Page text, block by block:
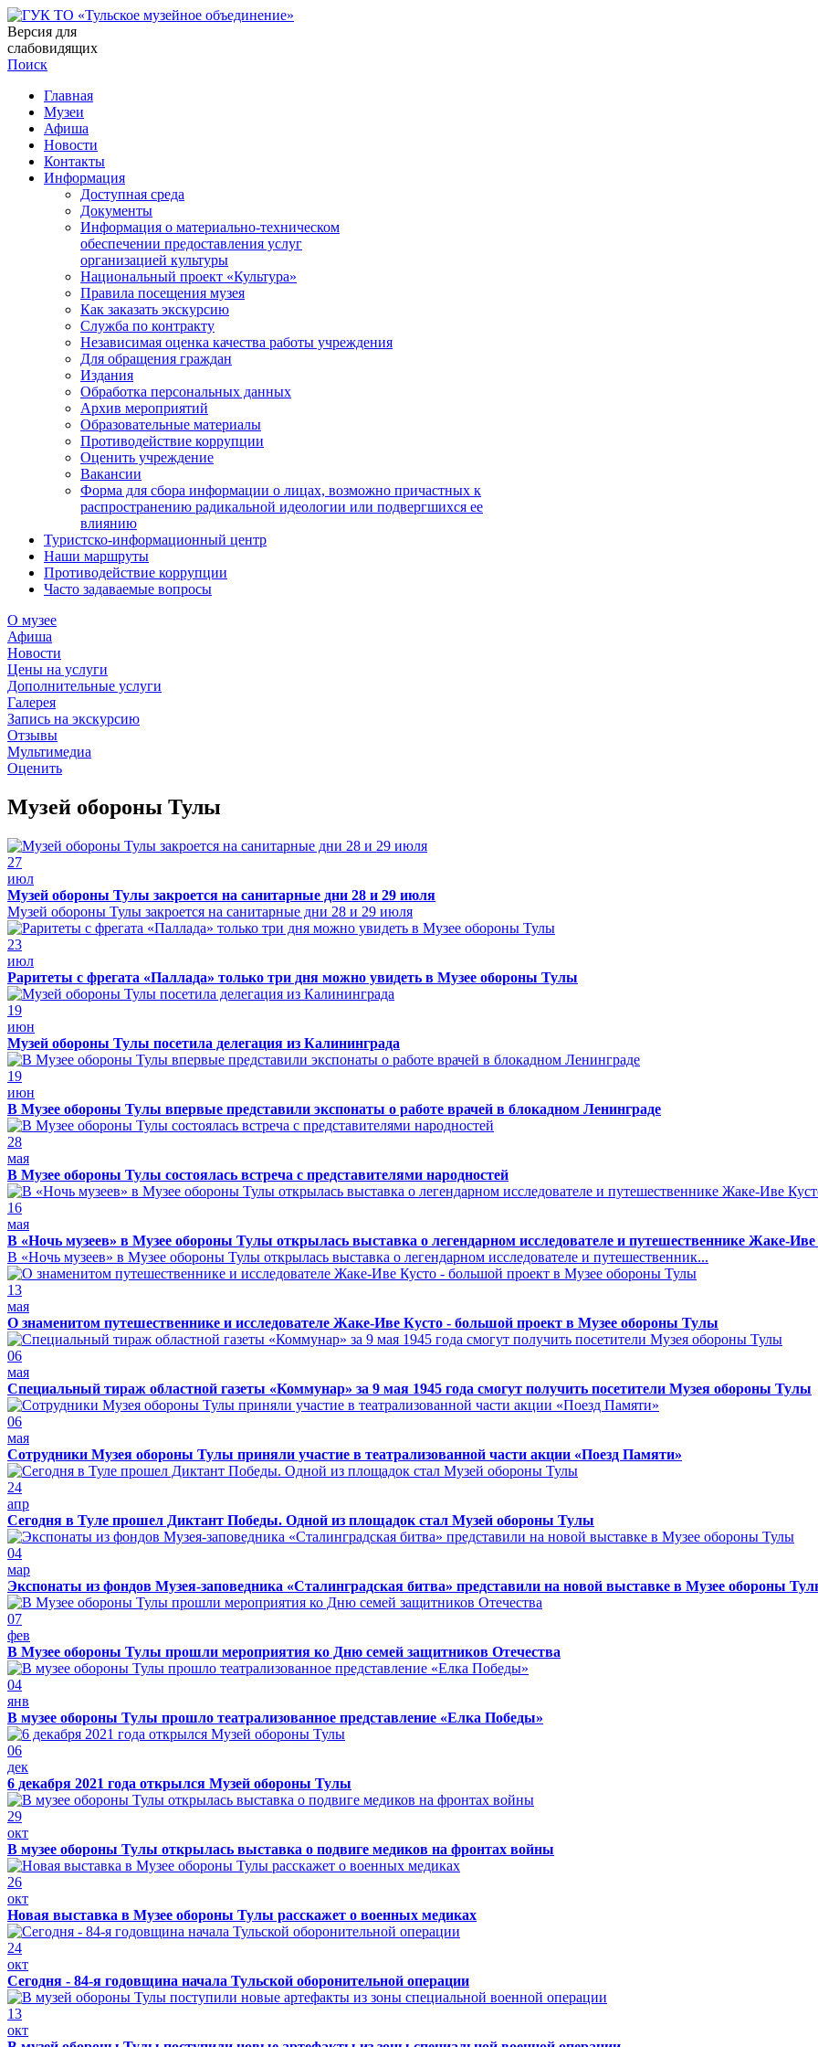
Версия для
слабовидящих
Поиск
Главная
Музеи
Афиша
Новости
Контакты
Информация
Доступная среда
Документы
Информация о материально-техническом
обеспечении предоставления услуг
организацией культуры
Национальный проект «Культура»
Правила посещения музея
Как заказать экскурсию
Служба по контракту
Независимая оценка качества работы учреждения
Для обращения граждан
Издания
Обработка персональных данных
Архив мероприятий
Образовательные материалы
Противодействие коррупции
Оценить учреждение
Вакансии
Форма для сбора информации о лицах, возможно причастных к
распространению радикальной идеологии или подвергшихся ее
влиянию
Туристско-информационный центр
Наши маршруты
Противодействие коррупции
Часто задаваемые вопросы
О музее
Афиша
Новости
Цены на услуги
Дополнительные услуги
Галерея
Запись на экскурсию
Отзывы
Мультимедиа
Оценить
Музей обороны Тулы
27
июл
Музей обороны Тулы закроется на санитарные дни 28 и 29 июля
Музей обороны Тулы закроется на санитарные дни 28 и 29 июля
23
июл
Раритеты с фрегата «Паллада» только три дня можно увидеть в Музее обороны Тулы
19
июн
Музей обороны Тулы посетила делегация из Калининграда
19
июн
В Музее обороны Тулы впервые представили экспонаты о работе врачей в блокадном Ленинграде
28
мая
В Музее обороны Тулы состоялась встреча с представителями народностей
16
мая
В «Ночь музеев» в Музее обороны Тулы открылась выставка о легендарном исследователе и путешественнике Жаке-
В «Ночь музеев» в Музее обороны Тулы открылась выставка о легендарном исследователе и путешественник...
13
мая
О знаменитом путешественнике и исследователе Жаке-Иве Кусто - большой проект в Музее обороны Тулы
06
мая
Специальный тираж областной газеты «Коммунар» за 9 мая 1945 года смогут получить посетители Музея обороны Тулы
06
мая
Сотрудники Музея обороны Тулы приняли участие в театрализованной части акции «Поезд Памяти»
24
апр
Сегодня в Туле прошел Диктант Победы. Одной из площадок стал Музей обороны Тулы
04
мар
Экспонаты из фондов Музея-заповедника «Сталинградская битва» представили на новой выставке в Музее обороны
07
фев
В Музее обороны Тулы прошли мероприятия ко Дню семей защитников Отечества
04
янв
В музее обороны Тулы прошло театрализованное представление «Елка Победы»
06
дек
6 декабря 2021 года открылся Музей обороны Тулы
29
окт
В музее обороны Тулы открылась выставка о подвиге медиков на фронтах войны
26
окт
Новая выставка в Музее обороны Тулы расскажет о военных медиках
24
окт
Сегодня - 84-я годовщина начала Тульской оборонительной операции
13
окт